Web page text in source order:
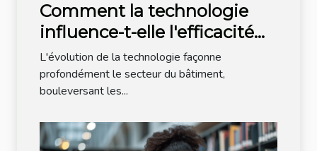
Comment la technologie
influence-t-elle l'efficacité
des méthodes de
construction modernes ?
L'évolution de la technologie façonne
profondément le secteur du bâtiment,
bouleversant les...